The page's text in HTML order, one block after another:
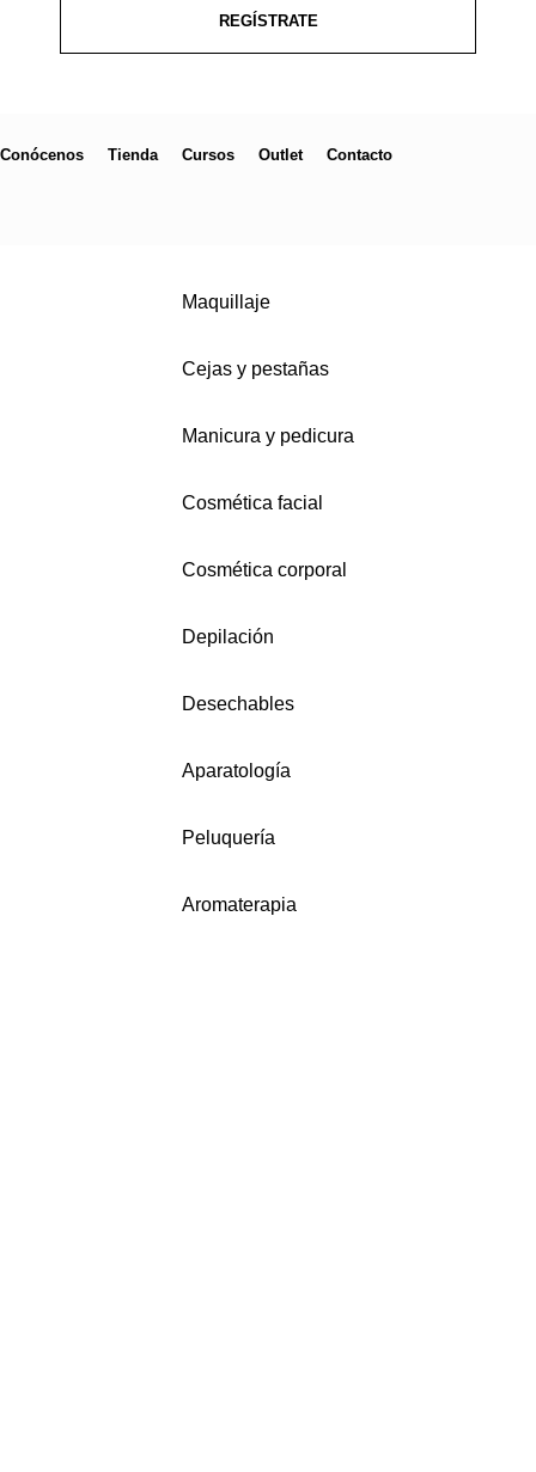
REGÍSTRATE
Conócenos Tienda Cursos Outlet Contacto
Maquillaje
Cejas y pestañas
Manicura y pedicura
Cosmética facial
Cosmética corporal
Depilación
Desechables
Aparatología
Peluquería
Aromaterapia